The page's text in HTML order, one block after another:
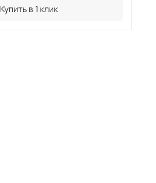
Купить в 1 клик